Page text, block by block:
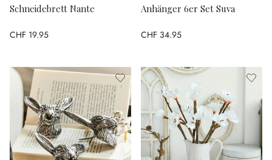
Schneidebrett Nante
CHF 19.95
Anhänger 6er Set Suva
CHF 34.95